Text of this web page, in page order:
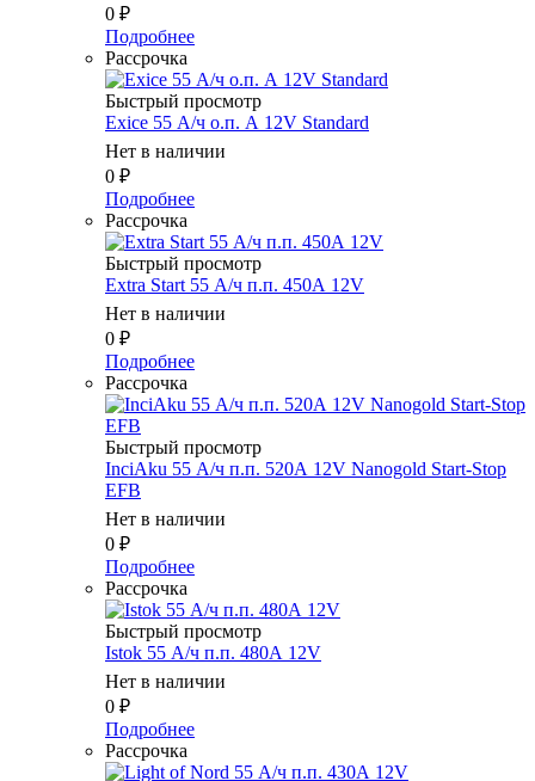
0 ₽
Подробнее
Рассрочка
Быстрый просмотр
Exice 55 А/ч о.п. А 12V Standard
Нет в наличии
0 ₽
Подробнее
Рассрочка
Быстрый просмотр
Extra Start 55 А/ч п.п. 450А 12V
Нет в наличии
0 ₽
Подробнее
Рассрочка
Быстрый просмотр
InciAku 55 А/ч п.п. 520А 12V Nanogold Start-Stop
EFB
Нет в наличии
0 ₽
Подробнее
Рассрочка
Быстрый просмотр
Istok 55 А/ч п.п. 480А 12V
Нет в наличии
0 ₽
Подробнее
Рассрочка